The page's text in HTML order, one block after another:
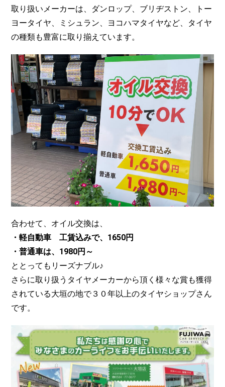
取り扱いメーカーは、ダンロップ、ブリヂストン、トー
ヨータイヤ、ミシュラン、ヨコハマタイヤなど、タイヤ
の種類も豊富に取り揃えています。
合わせて、オイル交換は、
・軽自動車 工賃込みで、1650円
・普通車は、1980円～
ととってもリーズナブル♪
さらに取り扱うタイヤメーカーから頂く様々な賞も獲得
されている大垣の地で３０年以上のタイヤショップさん
です。